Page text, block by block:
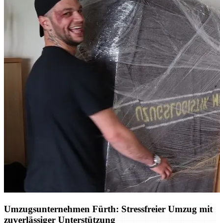
Umzugsunternehmen Fürth: Stressfreier Umzug mit
zuverlässiger Unterstützung